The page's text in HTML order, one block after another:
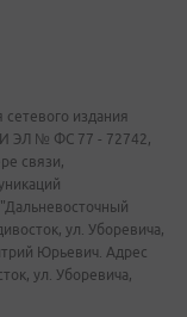
издания
ЭЛ № ФС 77 - 72742,
связи,
ул. Уборевича,
Юрьевич. Адрес
ул. Уборевича,